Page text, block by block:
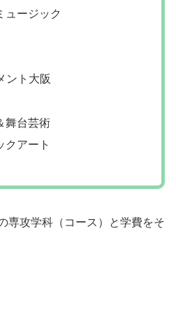
ュージック
ント大阪
舞台芸術
クアート
専攻学科（コース）と学費をそ